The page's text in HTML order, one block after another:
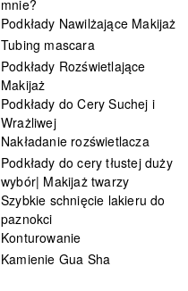
mnie?
Podkłady Nawilżające Makijaż
Tubing mascara
Podkłady Rozświetlające
Makijaż
Podkłady do Cery Suchej i
Wrażliwej
Nakładanie rozświetlacza
Podkłady do cery tłustej duży
wybór| Makijaż twarzy
Szybkie schnięcie lakieru do
paznokci
Konturowanie
Kamienie Gua Sha